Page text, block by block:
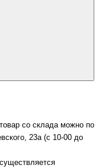
со склада можно по
23а (с 10-00 до